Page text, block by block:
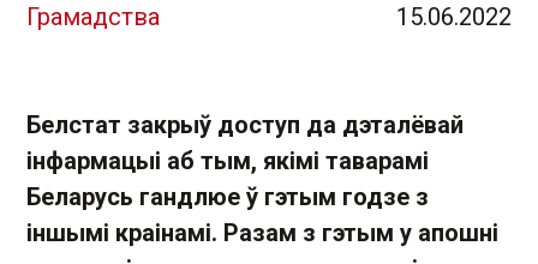
Грамадства 15.06.2022
Белстат закрыў доступ да дэталёвай
інфармацыі аб тым, якімі таварамі
Беларусь гандлюе ў гэтым годзе з
іншымі краінамі. Разам з гэтым у апошні